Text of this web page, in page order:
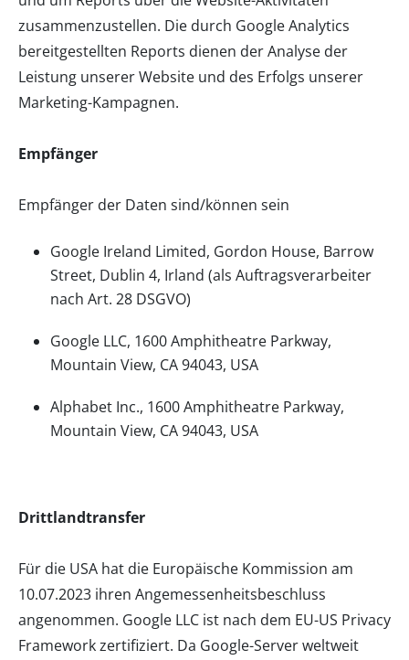
zusammenzustellen. Die durch Google Analytics
bereitgestellten Reports dienen der Analyse der
Leistung unserer Website und des Erfolgs unserer
Marketing-Kampagnen.
Empfänger
Empfänger der Daten sind/können sein
Google Ireland Limited, Gordon House, Barrow
Street, Dublin 4, Irland (als Auftragsverarbeiter
nach Art. 28 DSGVO)
Google LLC, 1600 Amphitheatre Parkway,
Mountain View, CA 94043, USA
Alphabet Inc., 1600 Amphitheatre Parkway,
Mountain View, CA 94043, USA
Drittlandtransfer
Für die USA hat die Europäische Kommission am
10.07.2023 ihren Angemessenheitsbeschluss
angenommen. Google LLC ist nach dem EU-US Privacy
Framework zertifiziert. Da Google-Server weltweit